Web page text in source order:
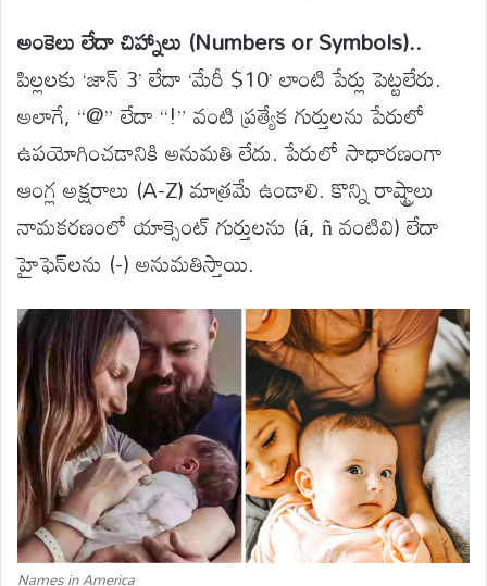
అంకెలు లేదా చిహ్నాలు (Numbers or Symbols)..
పిల్లలకు ‘జాన్ 3’ లేదా ‘మేరీ $10’ లాంటి పేర్లు పెట్టలేరు.
అలాగే, “@” లేదా “!” వంటి ప్రత్యేక గుర్తులను పేరులో
ఉపయోగించడానికి అనుమతి లేదు. పేరులో సాధారణంగా
ఆంగ్ల అక్షరాలు (A-Z) మాత్రమే ఉండాలి. కొన్ని రాష్ట్రాలు
నామకరణంలో యాక్సెంట్ గుర్తులను (á, ñ వంటివి) లేదా
హైఫెన్‌లను (-) అనుమతిస్తాయి.
Names in America